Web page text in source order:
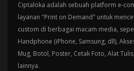
Ciptaloka adalah sebuah platform e-
layanan "Print on Demand" untuk
custom di berbagai macam media,
Handphone (iPhone, Samsung, dll),
Mug, Botol, Poster, Cetak Foto, Alat
lainnya.